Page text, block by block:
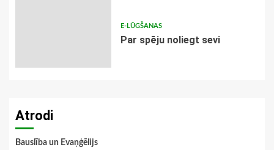
E-LŪGŠANAS
Par spēju noliegt sevi
Atrodi
Bauslība un Evaņģēlijs